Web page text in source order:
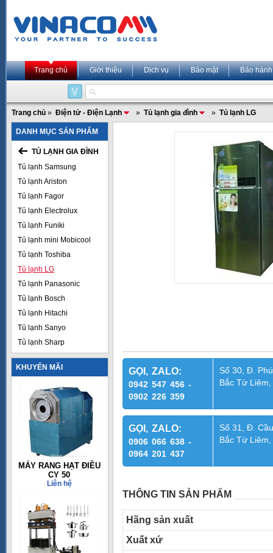
Trang chủ Giới thiệu Dịch vụ Bảo mật Bảo hành
Trang chủ » Điện tử - Điện Lạnh » Tủ lạnh gia đình » Tủ lạnh LG
DANH MỤC SẢN PHẨM
TỦ LẠNH GIA ĐÌNH
Tủ lạnh Samsung
Tủ lạnh Ariston
Tủ lạnh Fagor
Tủ lạnh Electrolux
Tủ lạnh Funiki
Tủ lạnh mini Mobicool
Tủ lạnh Toshiba
Tủ lạnh LG
Tủ lạnh Panasonic
Tủ lạnh Bosch
Tủ lạnh Hitachi
Tủ lạnh Sanyo
Tủ lạnh Sharp
KHUYẾN MÃI
MÁY RANG HẠT ĐIỀU
CY 50
Liên hệ
GỌI, ZALO:
0942 547 456 -
0902 226 359
Số 30, Đ.
Bắc Từ
GỌI, ZALO:
0906 066 638 -
0964 201 437
Số 31, Đ.
Bắc Từ
THÔNG TIN SẢN PHẨM
Hãng sản xuất
Xuất xứ